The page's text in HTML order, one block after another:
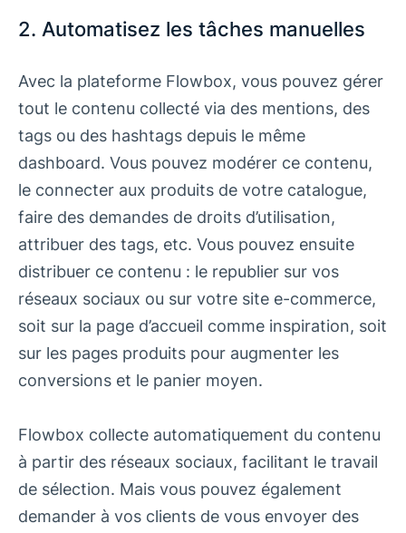
2. Automatisez les tâches manuelles
Avec la plateforme Flowbox, vous pouvez gérer
tout le contenu collecté via des mentions, des
tags ou des hashtags depuis le même
dashboard. Vous pouvez modérer ce contenu,
le connecter aux produits de votre catalogue,
faire des demandes de droits d’utilisation,
attribuer des tags, etc. Vous pouvez ensuite
distribuer ce contenu : le republier sur vos
réseaux sociaux ou sur votre site e-commerce,
soit sur la page d’accueil comme inspiration, soit
sur les pages produits pour augmenter les
conversions et le panier moyen.
Flowbox collecte automatiquement du contenu
à partir des réseaux sociaux, facilitant le travail
de sélection. Mais vous pouvez également
demander à vos clients de vous envoyer des